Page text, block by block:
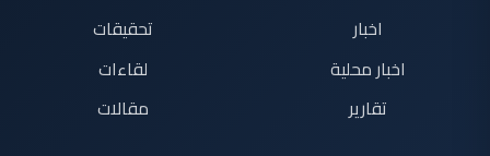
اخبار
اخبار محلية
تقارير
تحقيقات
لقاءات
مقالات